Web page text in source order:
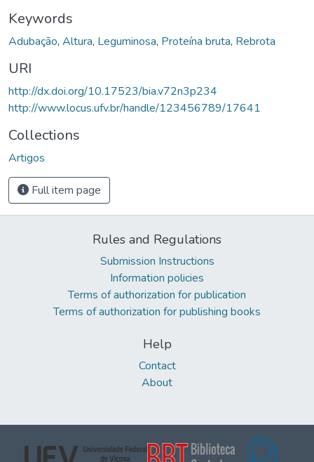
Keywords
Adubação, Altura, Leguminosa, Proteína bruta, Rebrota
URI
http://dx.doi.org/10.17523/bia.v72n3p234
http://www.locus.ufv.br/handle/123456789/17641
Collections
Artigos
Full item page
Rules and Regulations
Submission Instructions
Information policies
Terms of authorization for publication
Terms of authorization for publishing books
Help
Contact
About